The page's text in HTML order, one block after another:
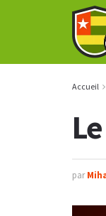
Accueil
par